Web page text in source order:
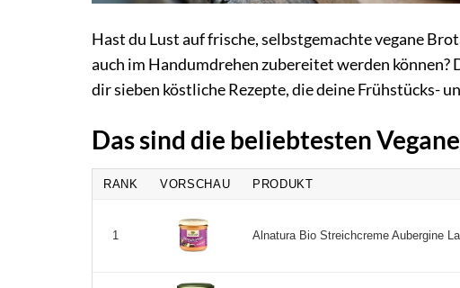
Hast du Lust auf frische, selbstgemachte vegane
auch im Handumdrehen zubereitet werden
dir sieben köstliche Rezepte, die deine Frühstücks-
Das sind die beliebtesten
RANK VORSCHAU PRODUKT
1 Alnatura Bio Streichcreme Aubergine